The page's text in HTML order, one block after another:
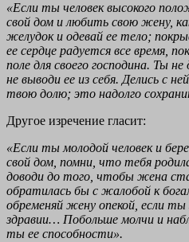
«Если ты человек высокого
свой дом и любить свою жену,
желудок и одевай ее тело;
ее сердце радуется все время,
поле для своего господина. Ты
не выводи ее из себя. Делись с
твою долю; это надолго
Другое изречение гласит:
«Если ты молодой человек и
свой дом, помни, что тебя
доводи до того, чтобы жена
обратилась бы с жалобой к
обременяй жену опекой, если
здравии… Побольше молчи и
ты ее способности».